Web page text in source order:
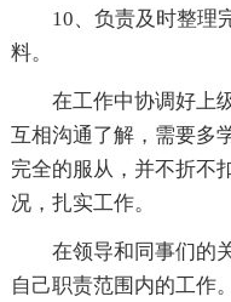
10、负责及时整理
料。
在工作中协调好上
互相沟通了解，需要多
完全的服从，并不折不
况，扎实工作。
在领导和同事们的
自己职责范围内的工作